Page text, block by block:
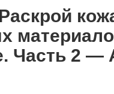
Часть 2 —